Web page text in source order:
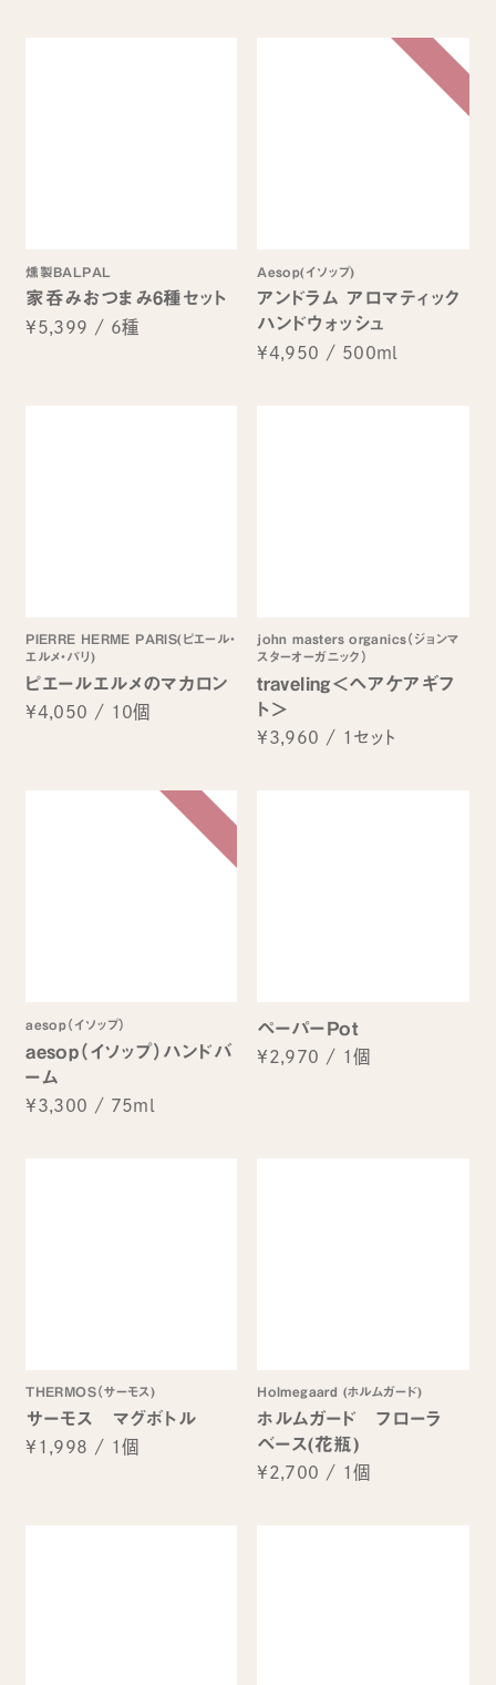
燻製BALPAL
家呑みおつまみ6種セット
¥5,399 / 6種
Aesop(イソップ)
アンドラム アロマティック
ハンドウォッシュ
¥4,950 / 500ml
PIERRE HERME PARIS(ピエール・
エルメ・パリ)
ピエールエルメのマカロン
¥4,050 / 10個
john masters organics（ジョンマ
スターオーガニック）
traveling＜ヘアケアギフ
ト＞
¥3,960 / 1セット
aesop（イソップ）
aesop（イソップ）ハンドバ
ーム
¥3,300 / 75ml
ペーパーPot
¥2,970 / 1個
THERMOS（サーモス)
サーモス マグボトル
¥1,998 / 1個
Holmegaard (ホルムガード)
ホルムガード フローラ
ベース(花瓶)
¥2,700 / 1個